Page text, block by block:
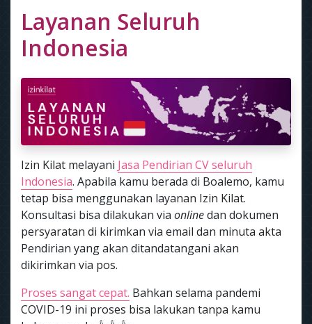
Layanan Seluruh
Indonesia
Izin Kilat melayani Jasa Pendirian CV seluruh
Indonesia. Apabila kamu berada di Boalemo, kamu
tetap bisa menggunakan layanan Izin Kilat.
Konsultasi bisa dilakukan via onlinedan dokumen
persyaratan di kirimkan via email dan minuta akta
Pendirian yang akan ditandatangani akan
dikirimkan via pos.
Proses sangat cepat. Bahkan selama pandemi
COVID-19 ini proses bisa lakukan tanpa kamu